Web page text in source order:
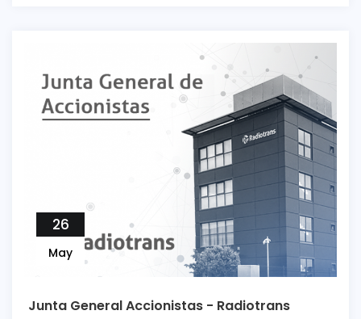
26
May
Junta General Accionistas - Radiotrans